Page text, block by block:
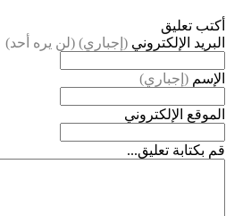
أكتب تعليق
البريد الإلكتروني(إجباري) (لن يره أحد)
الإسم(إجباري)
الموقع الإلكتروني
قم بكتابة تعليق...